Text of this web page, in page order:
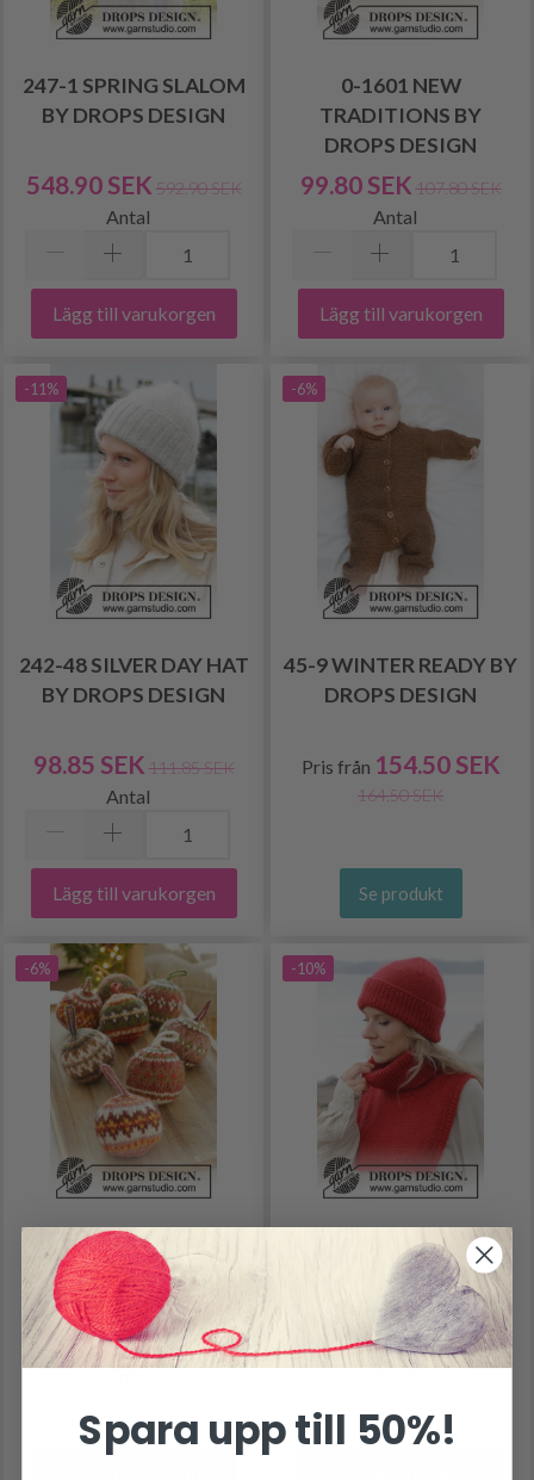
247-1 SPRING SLALOM
BY DROPS DESIGN
548.90 SEK 592.90 SEK
Antal
Lägg till varukorgen
0-1601 NEW
TRADITIONS BY
DROPS DESIGN
99.80 SEK 107.80 SEK
Antal
Lägg till varukorgen
-11%
242-48 SILVER DAY HAT
BY DROPS DESIGN
98.85 SEK 111.85 SEK
Antal
Lägg till varukorgen
-6%
45-9 WINTER READY BY
DROPS DESIGN
Pris från 154.50 SEK
164.50 SEK
Se produkt
-6%
0-1607 JOLLY HOLLY
DAYS BY DROPS
DESIGN
299.50 SEK321.50 SEK
Antal
-10%
242-22 CARDINAL
SONG BY DROPS
DESIGN
296.55 SEK 329.55 SEK
Antal
Spara upp till 50%!